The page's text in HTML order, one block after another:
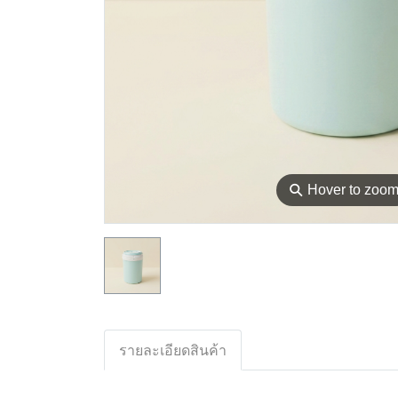
⚲ Hover to zoom
รายละเอียดสินค้า